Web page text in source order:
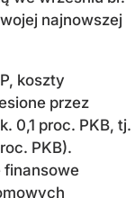
najnowszej
koszty
przez
0,1 proc. PKB, tj.
PKB).
finansowe